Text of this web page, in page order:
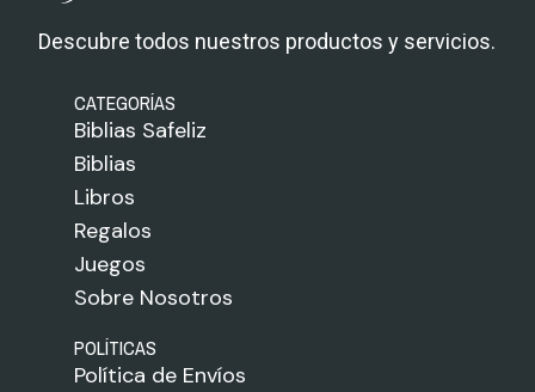
Descubre todos nuestros productos y servicios.
CATEGORÍAS
Biblias Safeliz
Biblias
Libros
Regalos
Juegos
Sobre Nosotros
POLÍTICAS
Política de Envíos